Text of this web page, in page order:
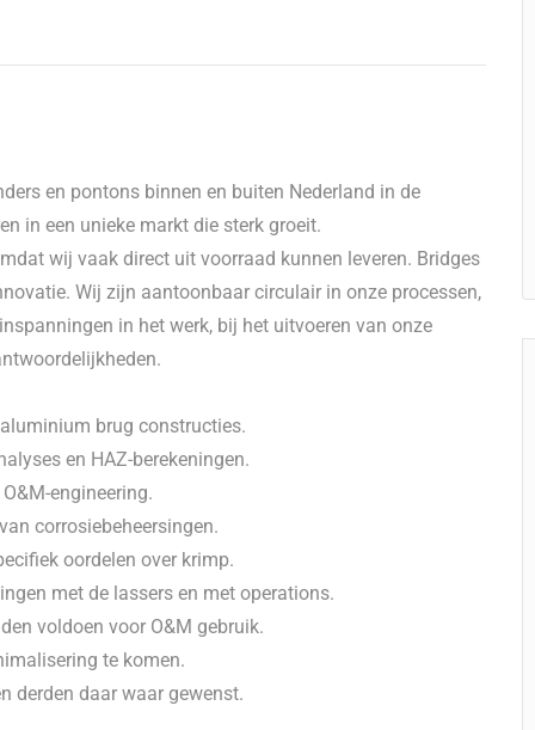
en pontons binnen en buiten Nederland in de
in een unieke markt die sterk groeit.
wij vaak direct uit voorraad kunnen leveren. Bridges
Wij zijn aantoonbaar circulair in onze processen,
in het werk, bij het uitvoeren van onze
brug constructies.
en HAZ-berekeningen.
engineering.
corrosiebeheersingen.
oordelen over krimp.
met de lassers en met operations.
voldoen voor O&M gebruik.
te komen.
derden daar waar gewenst.